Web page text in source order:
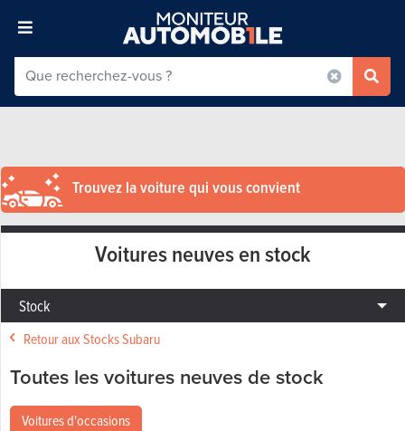
Trouvez la voiture qui vous convient
Voitures neuves en stock
Stock
Retour aux Stocks Subaru
Toutes les voitures neuves de stock
Voitures d'occasions